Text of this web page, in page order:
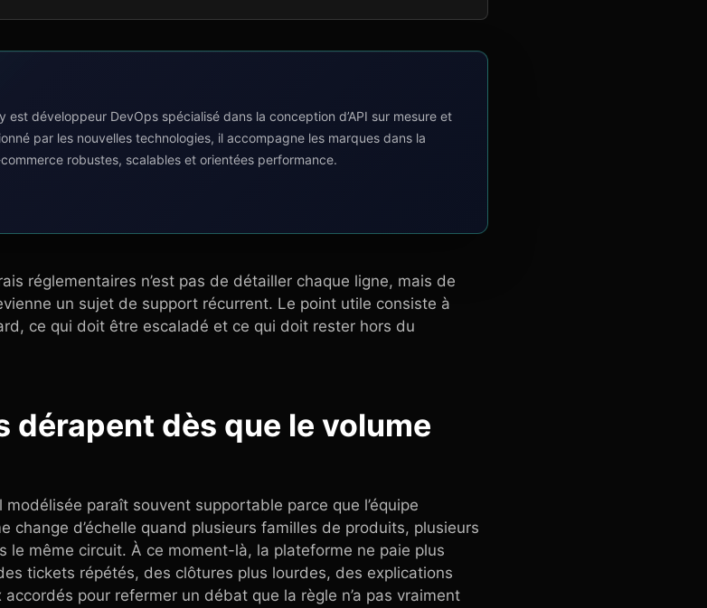
est développeur DevOps spécialisé dans la conception d’API sur mesure et
par les nouvelles technologies, il accompagne les marques dans la
robustes, scalables et orientées performance.
réglementaires n’est pas de détailler chaque ligne, mais de
un sujet de support récurrent. Le point utile consiste à
ce qui doit être escaladé et ce qui doit rester hors du
dérapent dès que le volume
paraît souvent supportable parce que l’équipe
change d’échelle quand plusieurs familles de produits, plusieurs
le même circuit. À ce moment-là, la plateforme ne paie plus
tickets répétés, des clôtures plus lourdes, des explications
pour refermer un débat que la règle n’a pas vraiment